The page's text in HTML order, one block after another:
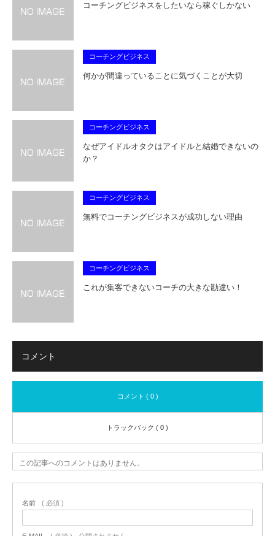
コーチングビジネスをしたいなら稼ぐしかない
コーチングビジネス
何かが間違っていることに気づくことが大切
コーチングビジネス
なぜアイドルオタクはアイドルと結婚できないの
か？
コーチングビジネス
無料でコーチングビジネスが成功しない理由
コーチングビジネス
これが集客できないコーチの大きな勘違い！
コメント
コメント ( 0 )
トラックバック ( 0 )
この記事へのコメントはありません。
名前 ( 必須 )